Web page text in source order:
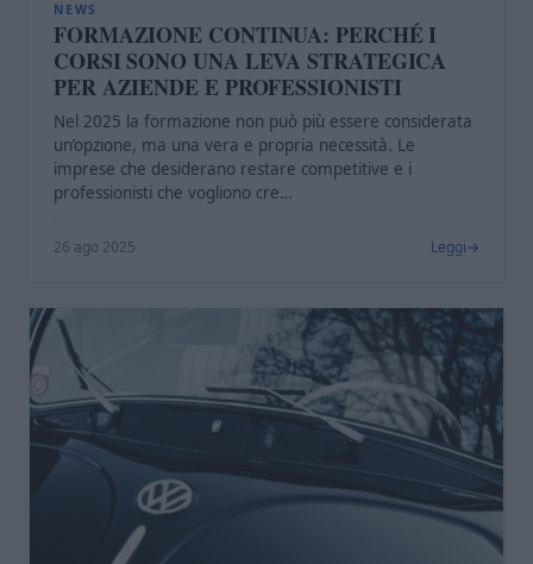
NEWS
FORMAZIONE CONTINUA: PERCHÉ I
CORSI SONO UNA LEVA STRATEGICA
PER AZIENDE E PROFESSIONISTI
Nel 2025 la formazione non può più essere considerata
un’opzione, ma una vera e propria necessità. Le
imprese che desiderano restare competitive e i
professionisti che vogliono cre…
26 ago 2025 Leggi